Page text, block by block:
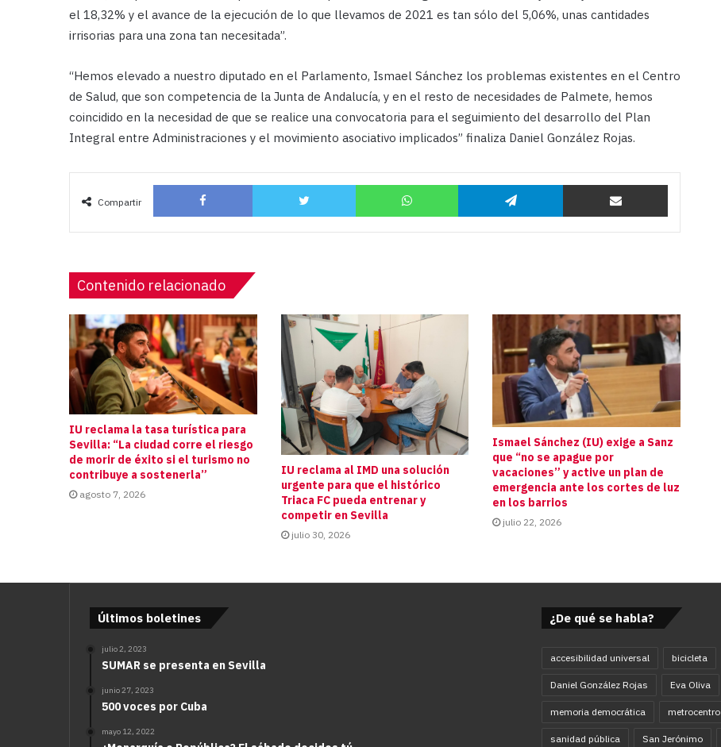
el 18,32% y el avance de la ejecución de lo que llevamos de 2021 es tan sólo del 5,06%, unas cantidades
irrisorias para una zona tan necesitada”.
“Hemos elevado a nuestro diputado en el Parlamento, Ismael Sánchez los problemas existentes en el Centro
de Salud, que son competencia de la Junta de Andalucía, y en el resto de necesidades de Palmete, hemos
coincidido en la necesidad de que se realice una convocatoria para el seguimiento del desarrollo del Plan
Integral entre Administraciones y el movimiento asociativo implicados” finaliza Daniel González Rojas.
Compartir
Facebook Twitter WhatsApp Telegram Compartir por correo
Contenido relacionado
IU reclama la tasa turística para
Sevilla: “La ciudad corre el riesgo
de morir de éxito si el turismo no
contribuye a sostenerla”
agosto 7, 2026
IU reclama al IMD una solución
urgente para que el histórico
Triaca FC pueda entrenar y
competir en Sevilla
julio 30, 2026
Ismael Sánchez (IU) exige a Sanz
que “no se apague por
vacaciones” y active un plan de
emergencia ante los cortes de luz
en los barrios
julio 22, 2026
Últimos boletines
julio 2, 2023
SUMAR se presenta en Sevilla
junio 27, 2023
500 voces por Cuba
mayo 12, 2022
¿De qué se habla?
accesibilidad universal bicicleta
Daniel González Rojas Eva Oliva
memoria democrática metrocentro
sanidad pública San Jerónimo